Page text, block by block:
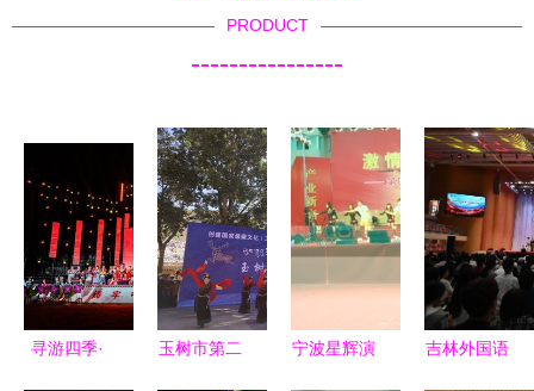
PRODUCT
----------------
寻游四季·
玉树市第二
宁波星辉演
吉林外国语